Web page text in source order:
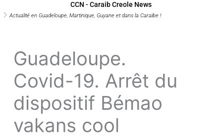
k
a
Actualité en Guadeloupe, Martinique, Guyane et dans la Caraïbe !
CCN - Caraib Creole News
Guadeloupe.
Covid-19. Arrêt du
dispositif Bémao
vakans cool